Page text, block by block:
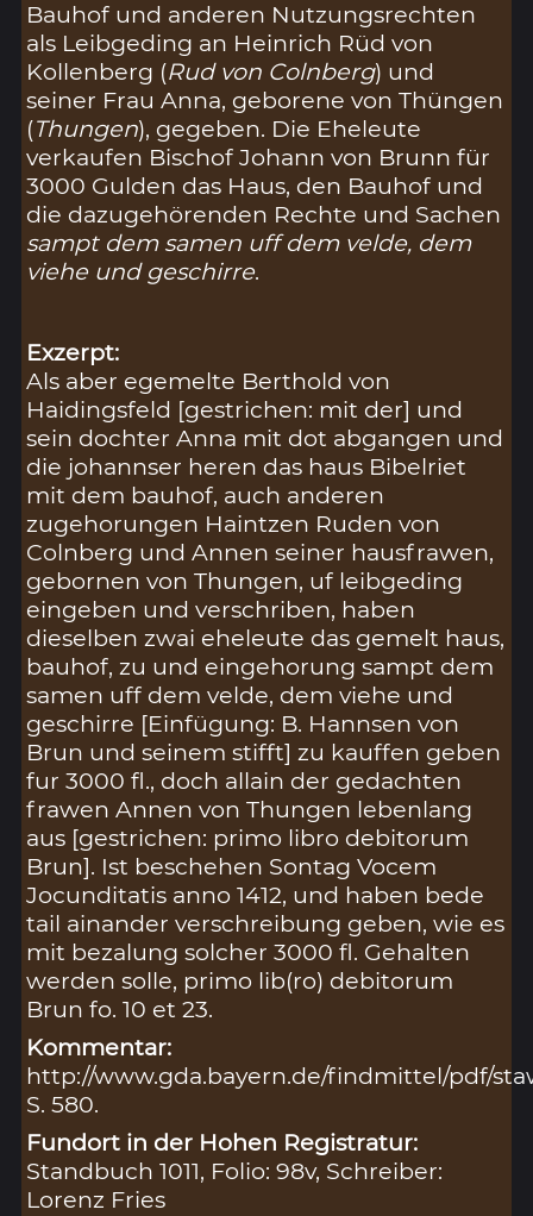
Bauhof und anderen Nutzungsrechten
als Leibgeding an Heinrich Rüd von
Kollenberg (Rud von Colnberg) und
seiner Frau Anna, geborene von Thüngen
(Thungen), gegeben. Die Eheleute
verkaufen Bischof Johann von Brunn für
3000 Gulden das Haus, den Bauhof und
die dazugehörenden Rechte und Sachen
sampt dem samen uff dem velde, dem
viehe und geschirre.
Exzerpt:
Als aber egemelte Berthold von
Haidingsfeld [gestrichen: mit der] und
sein dochter Anna mit dot abgangen und
die johannser heren das haus Bibelriet
mit dem bauhof, auch anderen
zugehorungen Haintzen Ruden von
Colnberg und Annen seiner hausfrawen,
gebornen von Thungen, uf leibgeding
eingeben und verschriben, haben
dieselben zwai eheleute das gemelt haus,
bauhof, zu und eingehorung sampt dem
samen uff dem velde, dem viehe und
geschirre [Einfügung: B. Hannsen von
Brun und seinem stifft] zu kauffen geben
fur 3000 fl., doch allain der gedachten
frawen Annen von Thungen lebenlang
aus [gestrichen: primo libro debitorum
Brun]. Ist beschehen Sontag Vocem
Jocunditatis anno 1412, und haben bede
tail ainander verschreibung geben, wie es
mit bezalung solcher 3000 fl. Gehalten
werden solle, primo lib(ro) debitorum
Brun fo. 10 et 23.
Kommentar:
http://www.gda.bayern.de/findmittel/pdf/
S. 580.
Fundort in der Hohen Registratur:
Standbuch 1011, Folio: 98v, Schreiber:
Lorenz Fries